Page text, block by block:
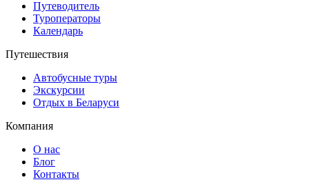
Путеводитель
Туроператоры
Календарь
Путешествия
Автобусные туры
Экскурсии
Отдых в Беларуси
Компания
О нас
Блог
Контакты